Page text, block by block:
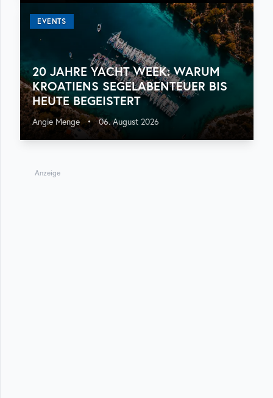
EVENTS
20 JAHRE YACHT WEEK: WARUM
KROATIENS SEGELABENTEUER BIS
HEUTE BEGEISTERT
Angie Menge • 06. August 2026
Anzeige